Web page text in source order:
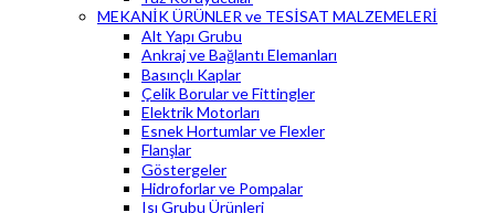
MEKANİK ÜRÜNLER ve TESİSAT MALZEMELERİ
Alt Yapı Grubu
Ankraj ve Bağlantı Elemanları
Basınçlı Kaplar
Çelik Borular ve Fittingler
Elektrik Motorları
Esnek Hortumlar ve Flexler
Flanşlar
Göstergeler
Hidroforlar ve Pompalar
Isı Grubu Ürünleri